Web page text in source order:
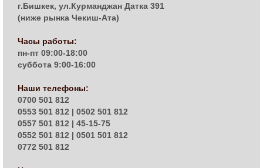
г.Бишкек, ул.Курманджан Датка 391
(ниже рынка Чекиш-Ата)
Часы работы:
пн-пт 09:00-18:00
суббота 9:00-16:00
Наши телефоны:
0700 501 812
0553 501 812 | 0502 501 812
0557 501 812 | 45-15-75
0552 501 812 | 0501 501 812
0772 501 812